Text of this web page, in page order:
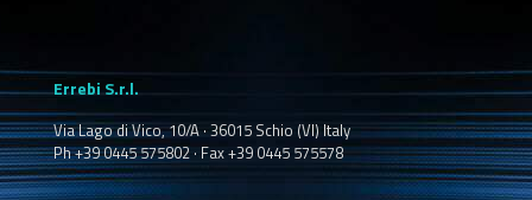
Errebi S.r.l.
Via Lago di Vico, 10/A · 36015 Schio (VI) Italy
Ph +39 0445 575802 · Fax +39 0445 575578